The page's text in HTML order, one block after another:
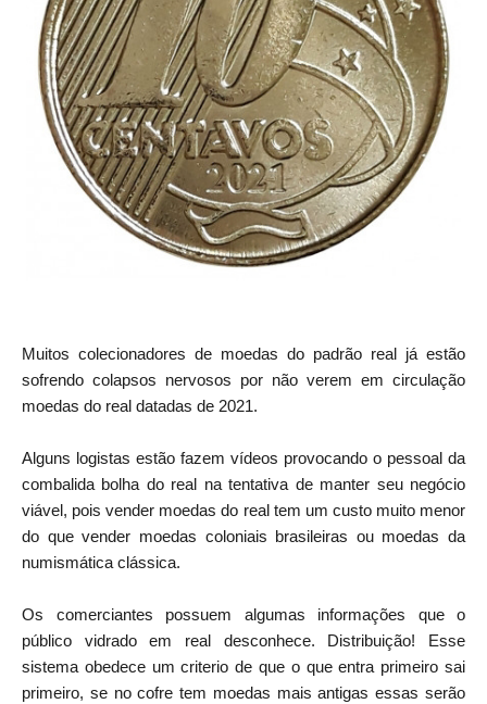
Muitos colecionadores de moedas do padrão real já estão
sofrendo colapsos nervosos por não verem em circulação
moedas do real datadas de 2021.
Alguns logistas estão fazem vídeos provocando o pessoal da
combalida bolha do real na tentativa de manter seu negócio
viável, pois vender moedas do real tem um custo muito menor
do que vender moedas coloniais brasileiras ou moedas da
numismática clássica.
Os comerciantes possuem algumas informações que o
público vidrado em real desconhece. Distribuição! Esse
sistema obedece um criterio de que o que entra primeiro sai
primeiro, se no cofre tem moedas mais antigas essas serão